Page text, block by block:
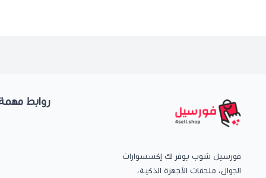
فورسيل شوب يوفر لك إكسسوارات
الجوال، ملحقات الأجهزة الذكية،
روابط